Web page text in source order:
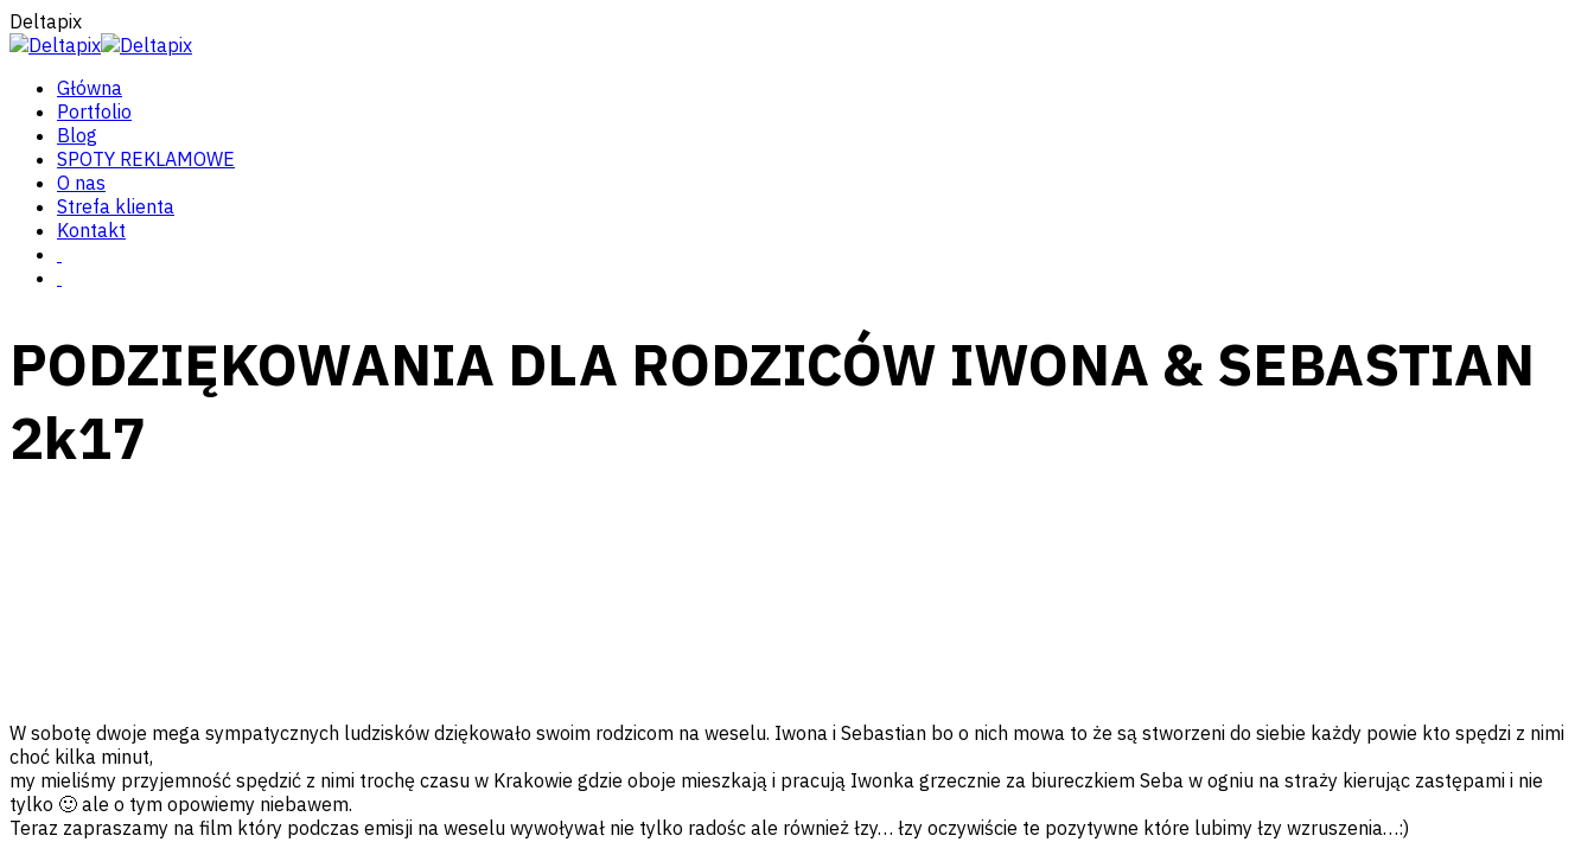
Deltapix
Główna
Portfolio
Blog
SPOTY REKLAMOWE
O nas
Strefa klienta
Kontakt
PODZIĘKOWANIA DLA RODZICÓW IWONA & SEBASTIAN
2k17
Email
W sobotę dwoje mega sympatycznych ludzisków dziękowało swoim rodzicom na weselu. Iwona i Sebastian bo o nich mowa to że są stworzeni do siebie każdy powie kto spędzi z nimi
choć kilka minut,
my mieliśmy przyjemność spędzić z nimi trochę czasu w Krakowie gdzie oboje mieszkają i pracują Iwonka grzecznie za biureczkiem Seba w ogniu na straży kierując zastępami i nie
tylko 🙂 ale o tym opowiemy niebawem.
Teraz zapraszamy na film który podczas emisji na weselu wywoływał nie tylko radośc ale również łzy… łzy oczywiście te pozytywne które lubimy łzy wzruszenia…:)